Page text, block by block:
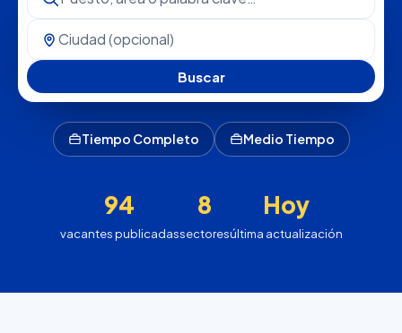
Buscar
Tiempo Completo Medio Tiempo
94
vacantes publicadas
8
sectores
Hoy
última actualización